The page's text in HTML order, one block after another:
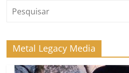
Metal Legacy Media